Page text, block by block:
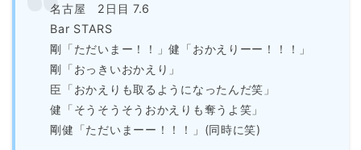
名古屋 2日目 7.6
Bar STARS
剛「ただいまー！！」健「おかえりーー！！！」
剛「おっきいおかえり」
臣「おかえりも取るようになったんだ笑」
健「そうそうそうおかえりも奪うよ笑」
剛健「ただいまーー！！！」(同時に笑)